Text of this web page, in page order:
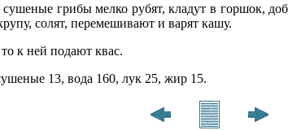
грибы мелко рубят, кладут в горшок,
солят, перемешивают и варят кашу.
к ней подают квас.
13, вода 160, лук 25, жир 15.